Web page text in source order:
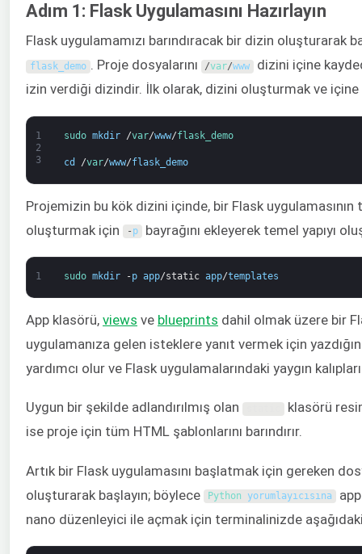
Adım 1: Flask Uygulamasını Hazırlayın
Flask uygulamamızı barındıracak bir dizin
flask_demo . Proje dosyalarını /var/www
dizini içine
izin verdiği dizindir. İlk olarak, dizini oluşturmak ve içine
1
2
3
sudo mkdir /var/www/flask_demo
cd /var/www/flask_demo
Projemizin bu kök dizini içinde, bir Flask
oluşturmak için
- p bayrağını ekleyerek temel yapıyı
1 sudo mkdir -p app/static app/templates
App klasörü, views ve blueprints dahil olmak üzere bir
uygulamanıza gelen isteklere yanıt vermek için
yardımcı olur ve Flask uygulamalarındaki yaygın
Uygun bir şekilde adlandırılmış olan
klasörü
ise proje için tüm HTML şablonlarını barındırır.
Artık bir Flask uygulamasını başlatmak için gereken
oluşturarak başlayın; böylece
Python yorumlayıcısına app
nano düzenleyici ile açmak için terminalinizde